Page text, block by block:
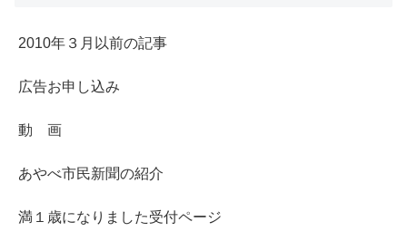
2010年３月以前の記事
広告お申し込み
動 画
あやべ市民新聞の紹介
満１歳になりました受付ページ